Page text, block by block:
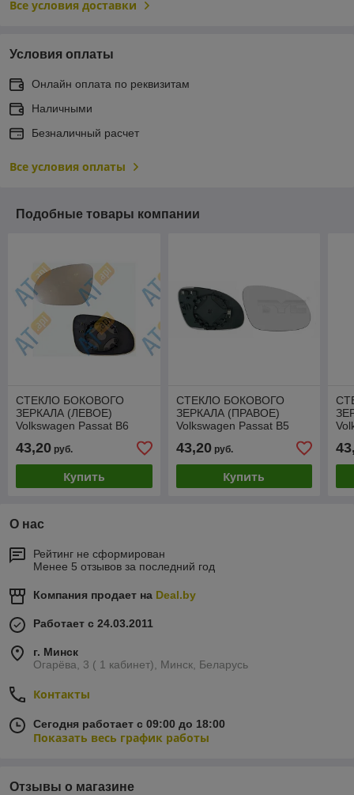
Все условия доставки
Условия оплаты
Онлайн оплата по реквизитам
Наличными
Безналичный расчет
Все условия оплаты
Подобные товары компании
СТЕКЛО БОКОВОГО
ЗЕРКАЛА (ЛЕВОЕ)
Volkswagen Passat B6
2005-2010, с подогревом,
SVWM1017EL
43,20 руб.
Купить
СТЕКЛО БОКОВОГО
ЗЕРКАЛА (ПРАВОЕ)
Volkswagen Passat B5
SVWM1017ER
43,20руб.
Купить
О нас
Рейтинг не сформирован
Менее 5 отзывов за последний год
Компания продает на Deal.by
Работает с 24.03.2011
г. Минск
Огарёва, 3 ( 1 кабинет), Минск, Беларусь
Контакты
Сегодня работает с 09:00 до 18:00
Показать весь график работы
Отзывы о магазине